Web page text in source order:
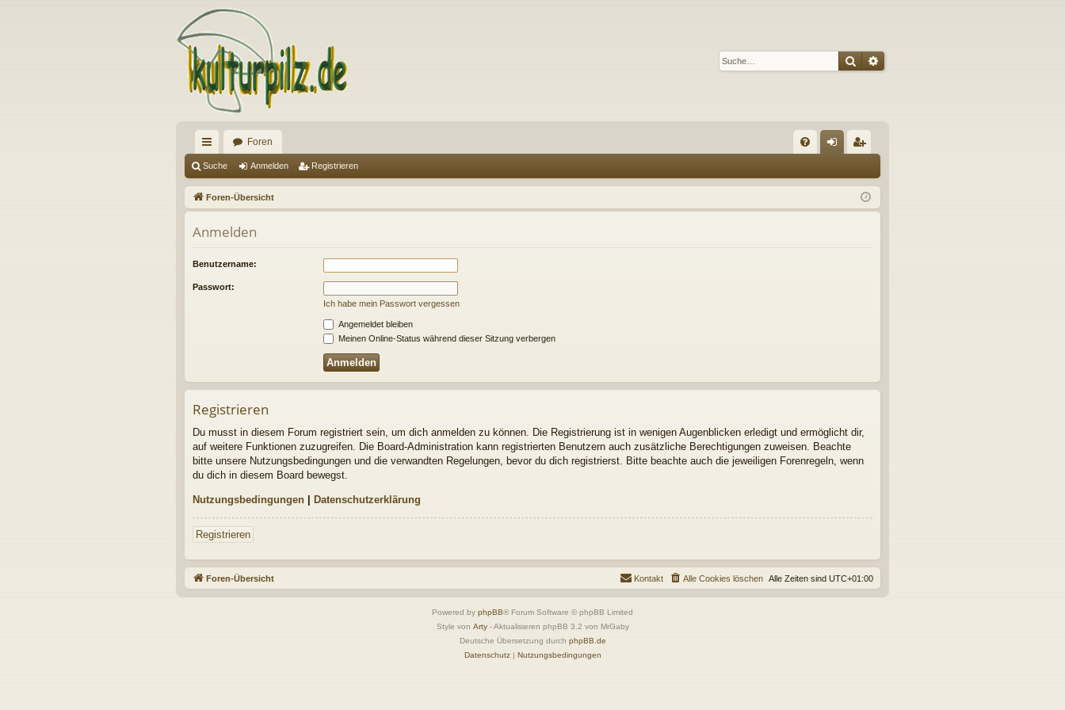
SucheErweiterte Suche
ch
ne
llz
ug
riff
Foren
Q m
el
ist
rie
Suche Anmelden Registrieren
Foren-Übersicht
Anmelden
Benutzername:
Passwort:
Ich habe mein Passwort vergessen
Angemeldet bleiben
Meinen Online-Status während dieser Sitzung verbergen
Registrieren
Du musst in diesem Forum registriert sein, um dich anmelden zu können. Die Registrierung ist in wenigen Augenblicken erledigt und ermöglicht dir,
auf weitere Funktionen zuzugreifen. Die Board-Administration kann registrierten Benutzern auch zusätzliche Berechtigungen zuweisen. Beachte
bitte unsere Nutzungsbedingungen und die verwandten Regelungen, bevor du dich registrierst. Bitte beachte auch die jeweiligen Forenregeln, wenn
du dich in diesem Board bewegst.
Nutzungsbedingungen | Datenschutzerklärung
Registrieren
Foren-Übersicht Alle Zeiten sind UTC+01:00
Alle Cookies löschen
Kontakt
Powered by phpBB® Forum Software © phpBB Limited
Style von Arty- Aktualisieren phpBB 3.2 von MrGaby
Deutsche Übersetzung durch phpBB.de
Datenschutz| Nutzungsbedingungen